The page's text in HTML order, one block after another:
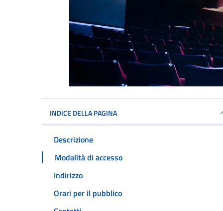
INDICE DELLA PAGINA
Descrizione
Modalità di accesso
Indirizzo
Orari per il pubblico